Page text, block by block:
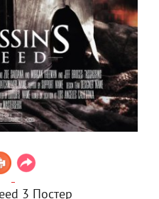
3 Постер